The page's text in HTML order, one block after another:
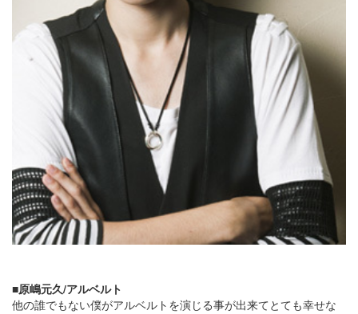
■原嶋元久/アルベルト
他の誰でもない僕がアルベルトを演じる事が出来てとても幸せな